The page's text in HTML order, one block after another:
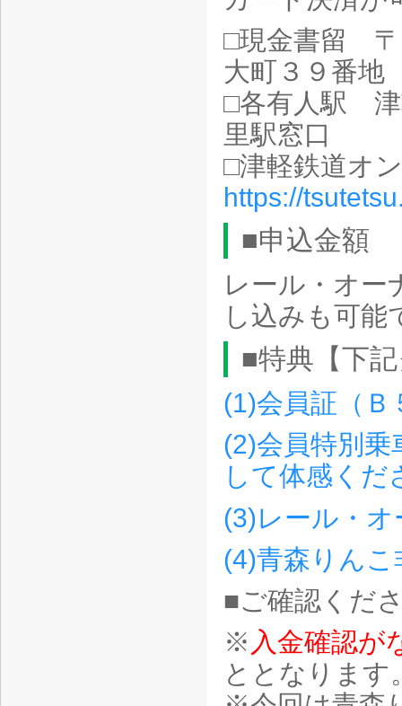
□現金書留 〒
大町３９番
□各有人駅
里駅窓口
□津軽鉄道オ
https://
■申込金額
レール・オ
し込みも可能
■特典【下
(1)会員証（Ｂ
(2)会員特別
して体感くだ
(3)レール・
(4)青森りん
■ご確認くだ
※ 入金確認が
ととなります